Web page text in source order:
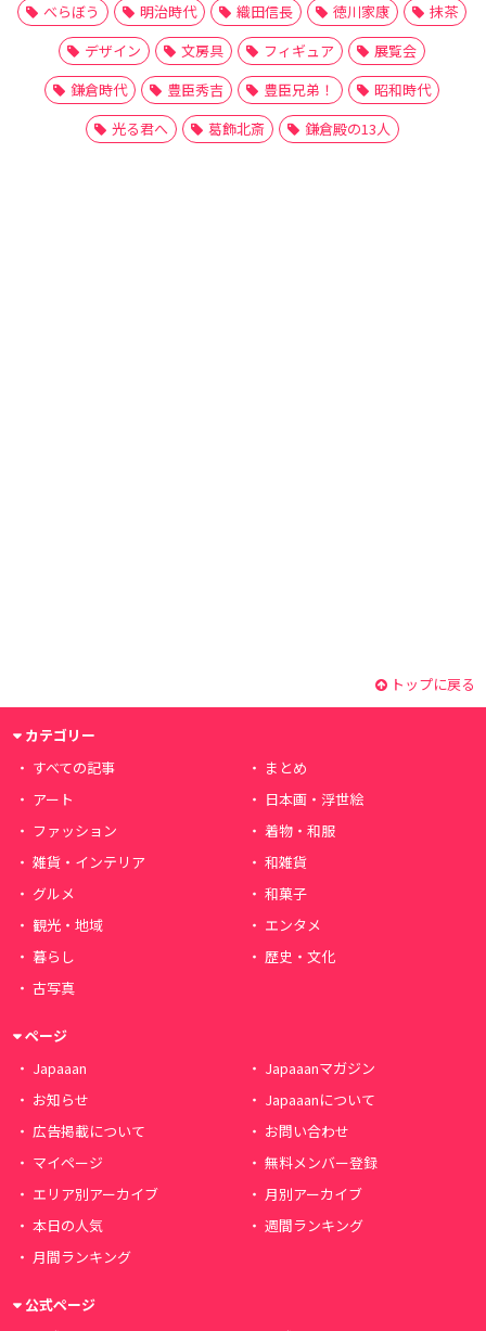
べらぼう
明治時代 織田信長 徳川家康
抹茶
デザイン
文房具 フィギュア
展覧会
鎌倉時代
豊臣秀吉 豊臣兄弟！
昭和時代
光る君へ
葛飾北斎 鎌倉殿の13人
トップに戻る
カテゴリー
すべての記事
まとめ
アート
日本画・浮世絵
ファッション
着物・和服
雑貨・インテリア
和雑貨
グルメ
和菓子
観光・地域
エンタメ
暮らし
歴史・文化
古写真
ページ
Japaaan
Japaaanマガジン
お知らせ
Japaaanについて
広告掲載について
お問い合わせ
マイページ
無料メンバー登録
エリア別アーカイブ
月別アーカイブ
本日の人気
週間ランキング
月間ランキング
公式ページ